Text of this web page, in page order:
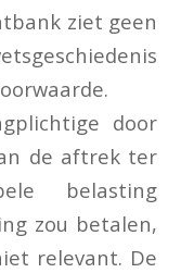
ziet geen
door
de aftrek ter
belasting
zou betalen,
relevant. De